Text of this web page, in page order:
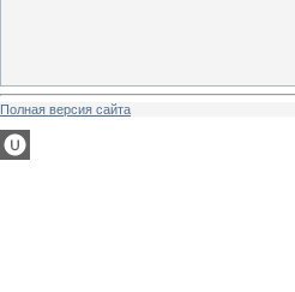
Полная версия сайта